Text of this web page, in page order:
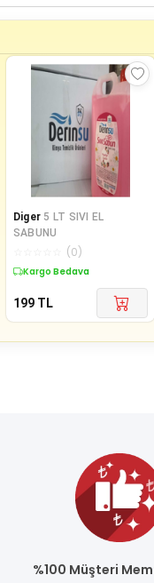
Diger 5 LT SIVI EL
SABUNU
(0)
Kargo Bedava
199 TL
%100 Müşteri